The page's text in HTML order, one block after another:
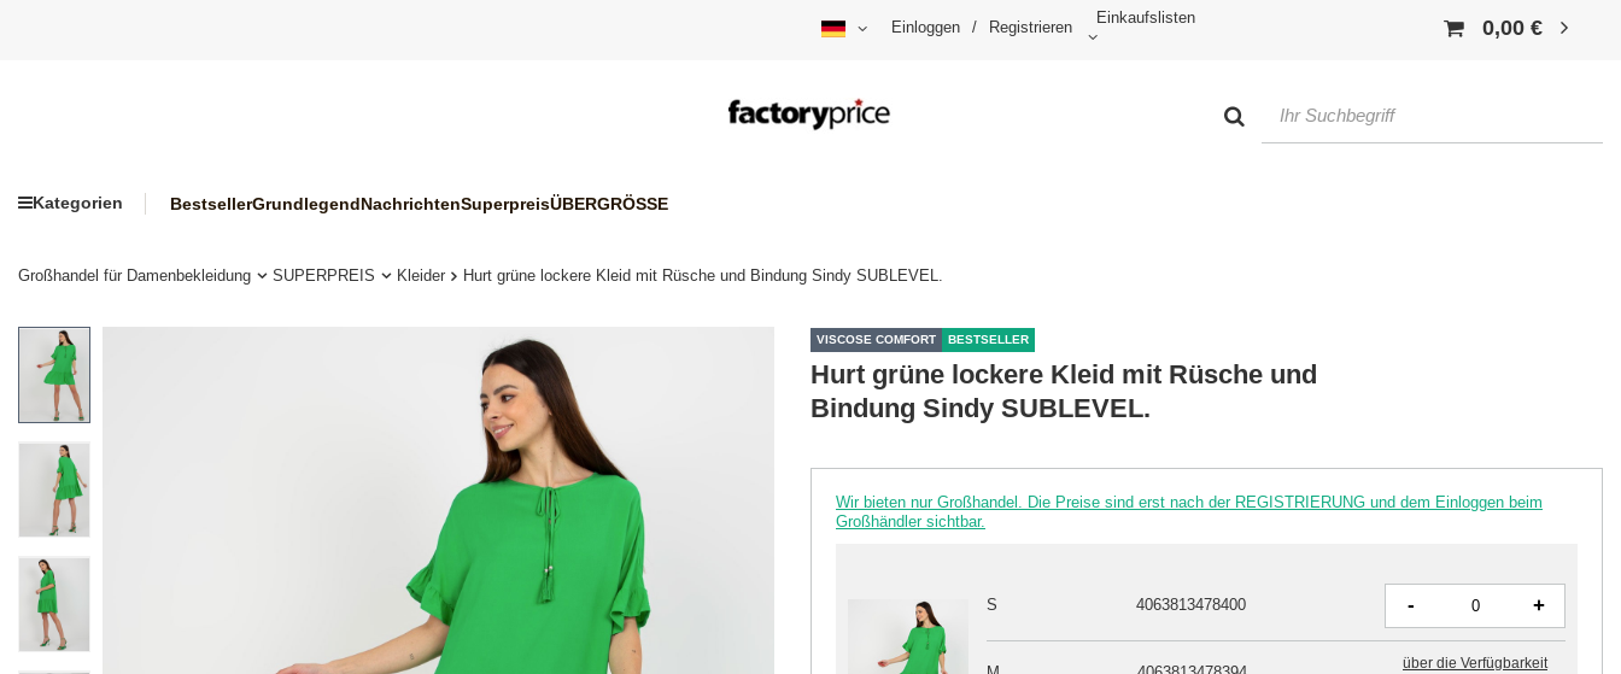
Einloggen / Registrieren
Einkaufslisten 0,00 €
Kategorien BestsellerGrundlegendNachrichtenSuperpreisÜBERGRÖSSE
Großhandel für Damenbekleidung SUPERPREIS Kleider Hurt grüne lockere Kleid mit Rüsche und Bindung Sindy SUBLEVEL.
VISCOSE COMFORT BESTSELLER
Hurt grüne lockere Kleid mit Rüsche und
Bindung Sindy SUBLEVEL.
Wir bieten nur Großhandel. Die Preise sind erst nach der REGISTRIERUNG und dem Einloggen beim
Großhändler sichtbar.
S 4063813478400 - +
über die Verfügbarkeit